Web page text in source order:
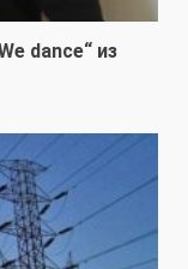
dance“ из